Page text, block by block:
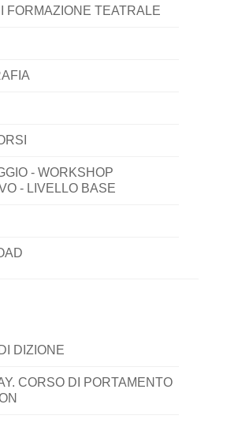
FORMAZIONE TEATRALE
- WORKSHOP
- LIVELLO BASE
DIZIONE
CORSO DI PORTAMENTO